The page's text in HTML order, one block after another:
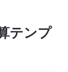
テンプ